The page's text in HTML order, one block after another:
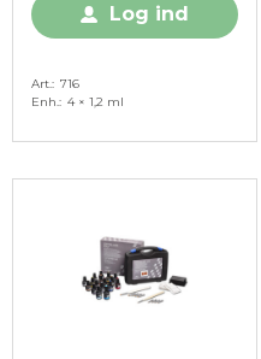
Log ind
Art.
716
Enh.
4 × 1,2 ml